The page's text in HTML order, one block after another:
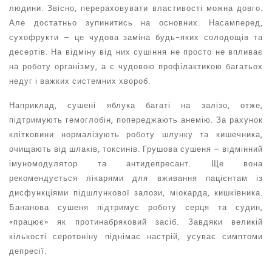
людини. Звісно, ​​перераховувати властивості можна довго.
Але достатньо зупинитись на основних. Насамперед,
сухофрукти – це чудова заміна будь-яких солодощів та
десертів. На відміну від них сушіння не просто не впливає
на роботу організму, а є чудовою профілактикою багатьох
недуг і важких системних хвороб.
Наприклад, сушені яблука багаті на залізо, отже,
підтримують гемоглобін, попереджають анемію. За рахунок
клітковини нормалізують роботу шлунку та кишечника,
очищають від шлаків, токсинів. Грушова сушеня – відмінний
імуномодулятор та антидепресант. Ще вона
рекомендується лікарями для вживання пацієнтам із
дисфункціями підшлункової залози, міокарда, кишківника.
Бананова сушеня підтримує роботу серця та судин,
«працює» як протинабряковий засіб. Завдяки великій
кількості серотоніну піднімає настрій, усуває симптоми
депресії.